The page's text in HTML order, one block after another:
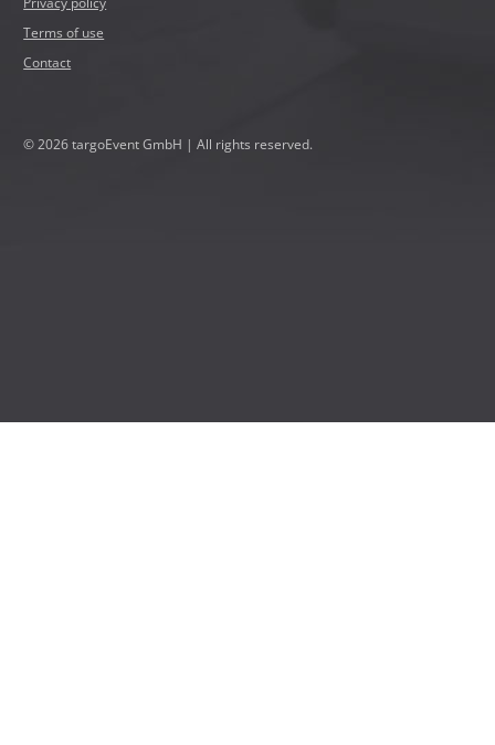
Terms of use
Contact
© 2026 targoEvent GmbH | All rights reserved.